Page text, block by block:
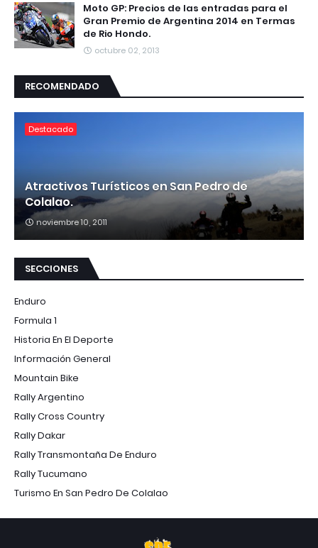
Moto GP: Precios de las entradas para el
Gran Premio de Argentina 2014 en Termas
de Rio Hondo.
octubre 02, 2013
RECOMENDADO
Destacado
Atractivos Turísticos en San Pedro de
Colalao.
noviembre 10, 2011
SECCIONES
Enduro
Formula 1
Historia En El Deporte
Información General
Mountain Bike
Rally Argentino
Rally Cross Country
Rally Dakar
Rally Transmontaña De Enduro
Rally Tucumano
Turismo En San Pedro De Colalao